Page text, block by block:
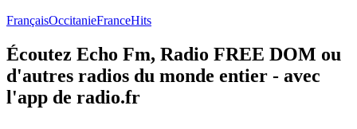
FrançaisOccitanieFranceHits
Écoutez Echo Fm, Radio FREE DOM ou
d'autres radios du monde entier - avec
l'app de radio.fr